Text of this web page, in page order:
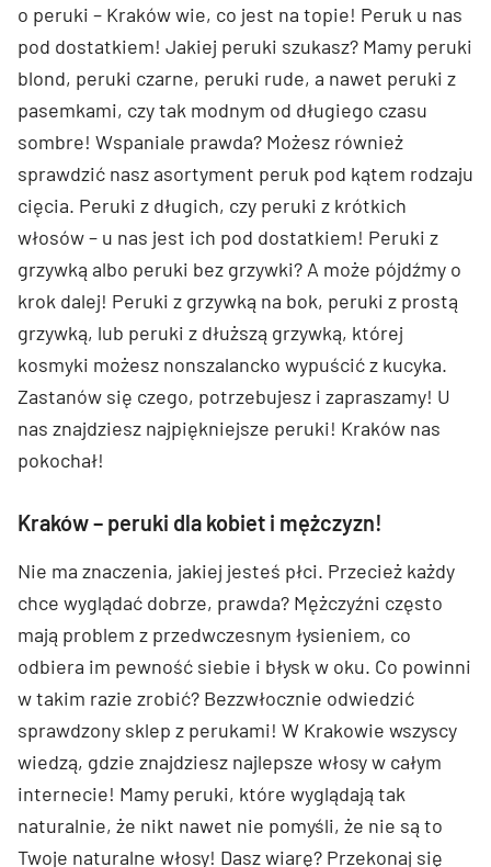
o peruki – Kraków wie, co jest na topie! Peruk u nas
pod dostatkiem! Jakiej peruki szukasz? Mamy peruki
blond, peruki czarne, peruki rude, a nawet peruki z
pasemkami, czy tak modnym od długiego czasu
sombre! Wspaniale prawda? Możesz również
sprawdzić nasz asortyment peruk pod kątem rodzaju
cięcia. Peruki z długich, czy peruki z krótkich
włosów – u nas jest ich pod dostatkiem! Peruki z
grzywką albo peruki bez grzywki? A może pójdźmy o
krok dalej! Peruki z grzywką na bok, peruki z prostą
grzywką, lub peruki z dłuższą grzywką, której
kosmyki możesz nonszalancko wypuścić z kucyka.
Zastanów się czego, potrzebujesz i zapraszamy! U
nas znajdziesz najpiękniejsze peruki! Kraków nas
pokochał!
Kraków – peruki dla kobiet i mężczyzn!
Nie ma znaczenia, jakiej jesteś płci. Przecież każdy
chce wyglądać dobrze, prawda? Mężczyźni często
mają problem z przedwczesnym łysieniem, co
odbiera im pewność siebie i błysk w oku. Co powinni
w takim razie zrobić? Bezzwłocznie odwiedzić
sprawdzony sklep z perukami! W Krakowie wszyscy
wiedzą, gdzie znajdziesz najlepsze włosy w całym
internecie! Mamy peruki, które wyglądają tak
naturalnie, że nikt nawet nie pomyśli, że nie są to
Twoje naturalne włosy! Dasz wiarę? Przekonaj się